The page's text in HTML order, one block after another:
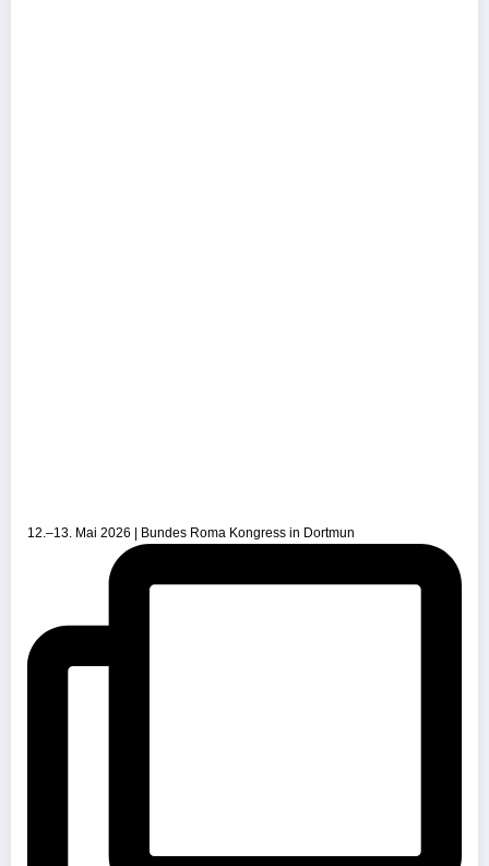
12.–13. Mai 2026 | Bundes Roma Kongress in Dortmun